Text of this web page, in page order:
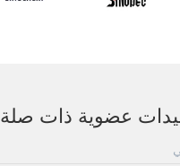
عضوية ذات صلة